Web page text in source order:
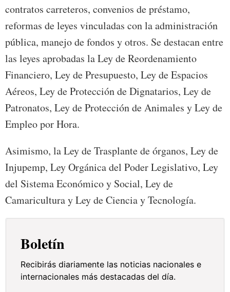
contratos carreteros, convenios de préstamo,
reformas de leyes vinculadas con la administración
pública, manejo de fondos y otros. Se destacan entre
las leyes aprobadas la Ley de Reordenamiento
Financiero, Ley de Presupuesto, Ley de Espacios
Aéreos, Ley de Protección de Dignatarios, Ley de
Patronatos, Ley de Protección de Animales y Ley de
Empleo por Hora.
Asimismo, la Ley de Trasplante de órganos, Ley de
Injupemp, Ley Orgánica del Poder Legislativo, Ley
del Sistema Económico y Social, Ley de
Camaricultura y Ley de Ciencia y Tecnología.
Boletín
Recibirás diariamente las noticias nacionales e
internacionales más destacadas del día.